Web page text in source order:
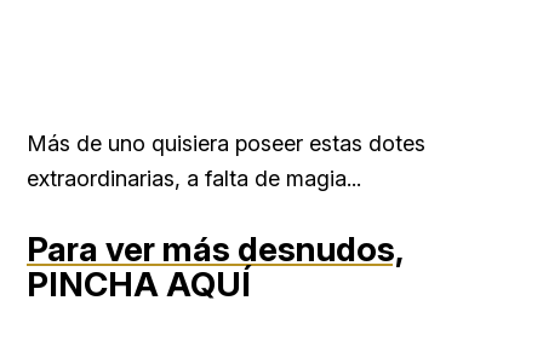
Más de uno quisiera poseer estas dotes
extraordinarias, a falta de magia...
Para ver más desnudos,
PINCHA AQUÍ